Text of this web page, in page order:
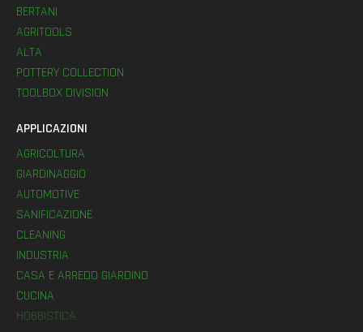
BERTANI
AGRITOOLS
ALTA
POTTERY COLLECTION
TOOLBOX DIVISION
APPLICAZIONI
AGRICOLTURA
GIARDINAGGIO
AUTOMOTIVE
SANIFICAZIONE
CLEANING
INDUSTRIA
CASA E ARREDO GIARDINO
CUCINA
HOBBISTICA